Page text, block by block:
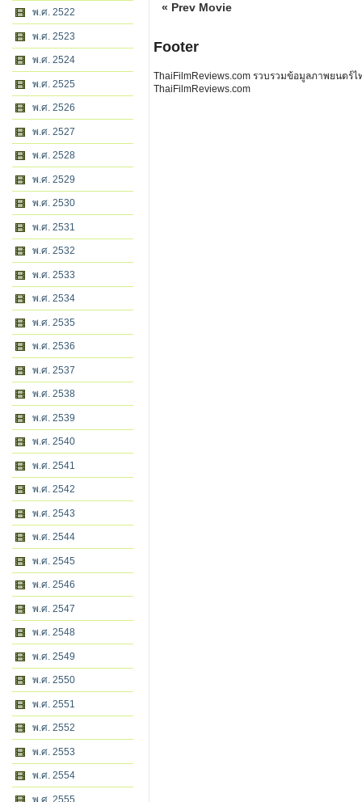
พ.ศ. 2522
พ.ศ. 2523
พ.ศ. 2524
พ.ศ. 2525
พ.ศ. 2526
พ.ศ. 2527
พ.ศ. 2528
พ.ศ. 2529
พ.ศ. 2530
พ.ศ. 2531
พ.ศ. 2532
พ.ศ. 2533
พ.ศ. 2534
พ.ศ. 2535
พ.ศ. 2536
พ.ศ. 2537
พ.ศ. 2538
พ.ศ. 2539
พ.ศ. 2540
พ.ศ. 2541
พ.ศ. 2542
พ.ศ. 2543
พ.ศ. 2544
พ.ศ. 2545
พ.ศ. 2546
พ.ศ. 2547
พ.ศ. 2548
พ.ศ. 2549
พ.ศ. 2550
พ.ศ. 2551
พ.ศ. 2552
พ.ศ. 2553
พ.ศ. 2554
พ.ศ. 2555
« Prev Movie
Footer
ThaiFilmReviews.com รวบรวมข้อมูลภาพยนตร์
ThaiFilmReviews.com